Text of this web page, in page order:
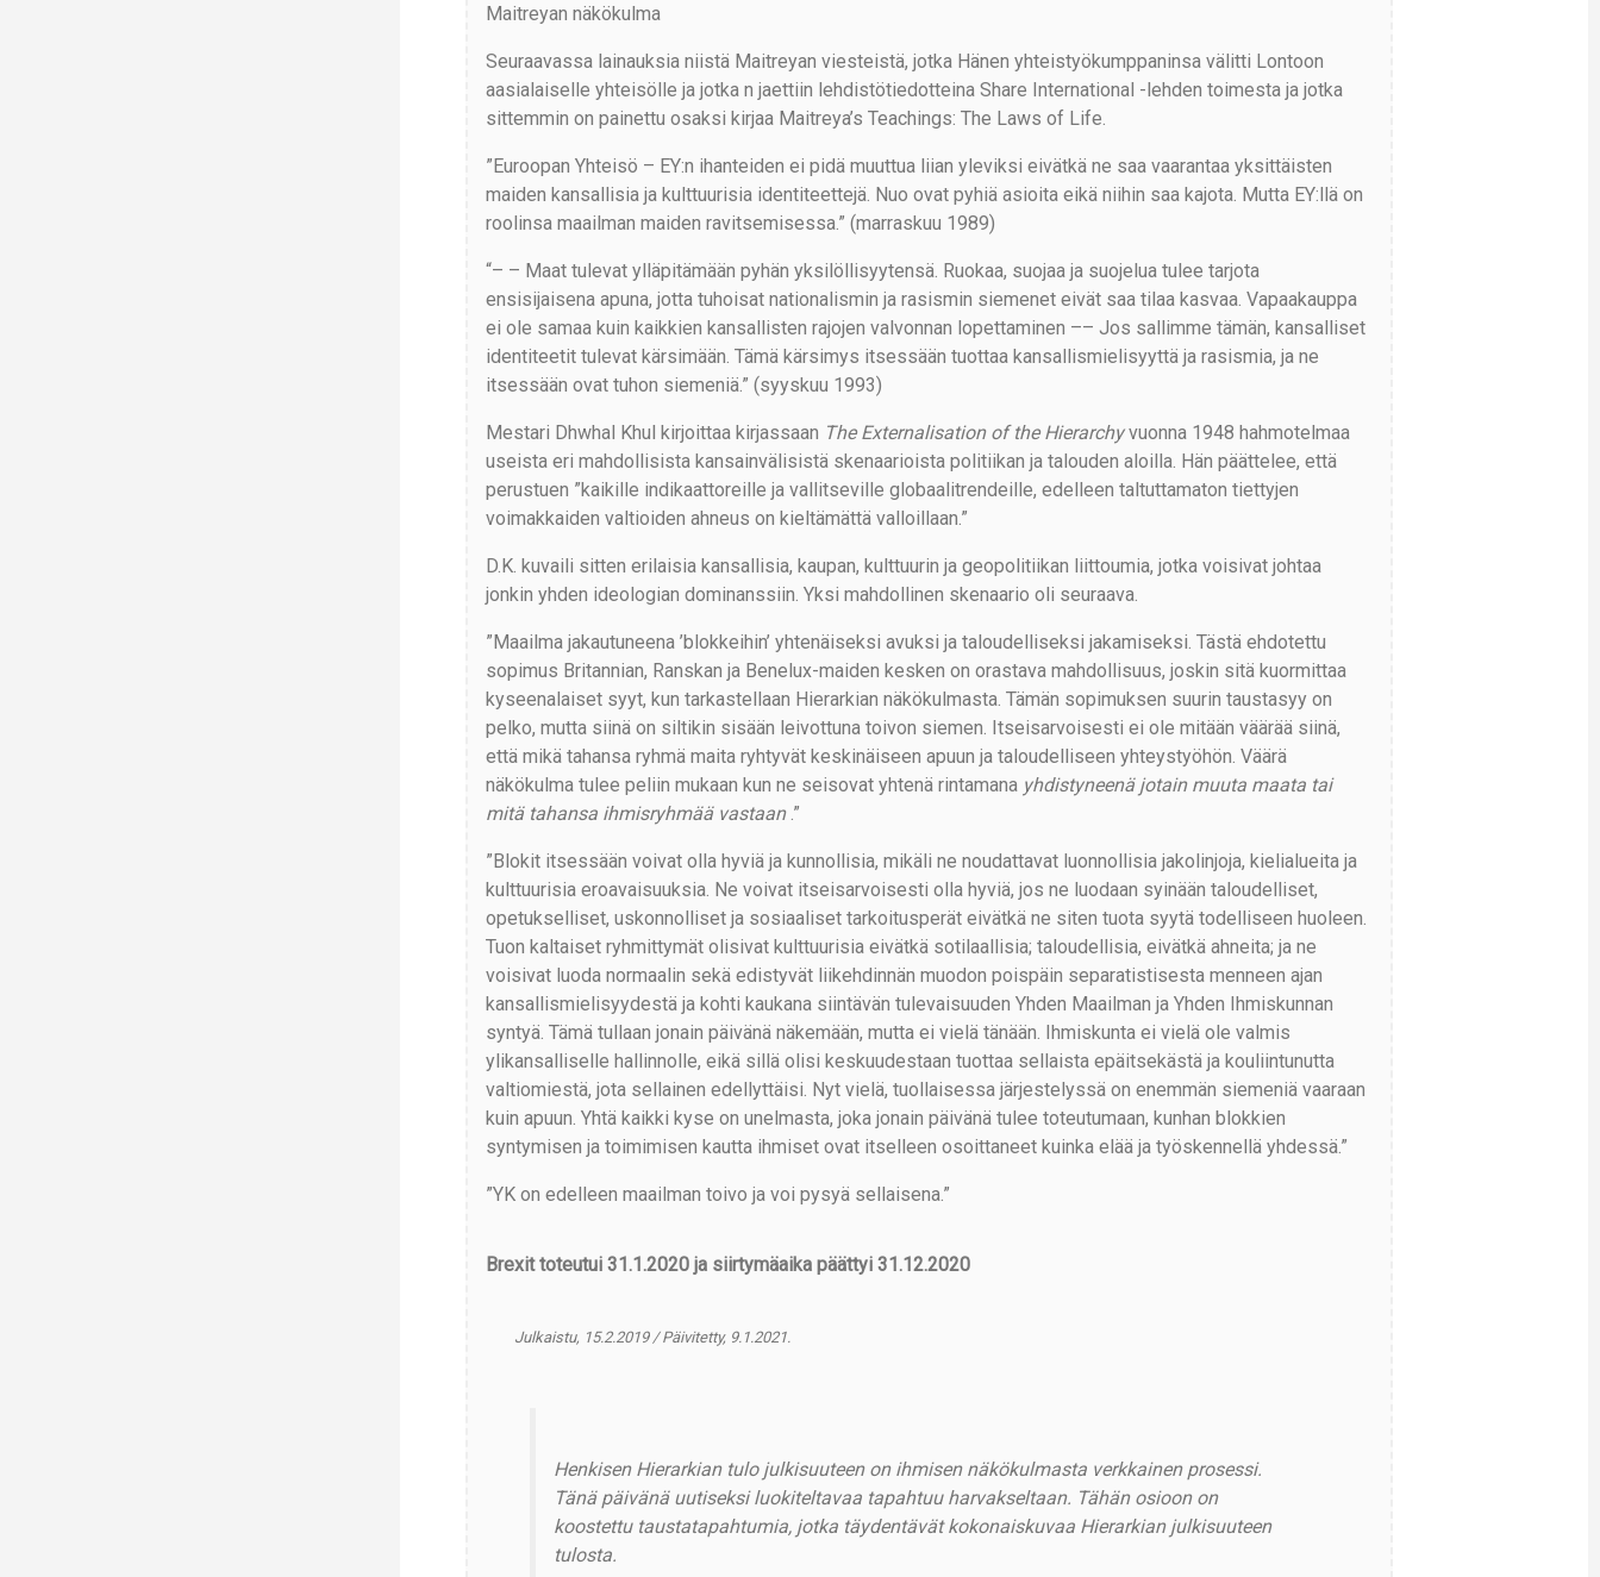
Maitreyan näkökulma
Seuraavassa lainauksia niistä Maitreyan viesteistä, jotka Hänen yhteistyökumppaninsa välitti Lontoon
aasialaiselle yhteisölle ja jotka n jaettiin lehdistötiedotteina Share International -lehden toimesta ja jotka
sittemmin on painettu osaksi kirjaa Maitreya’s Teachings: The Laws of Life.
”Euroopan Yhteisö – EY:n ihanteiden ei pidä muuttua liian yleviksi eivätkä ne saa vaarantaa yksittäisten
maiden kansallisia ja kulttuurisia identiteettejä. Nuo ovat pyhiä asioita eikä niihin saa kajota. Mutta EY:llä on
roolinsa maailman maiden ravitsemisessa.” (marraskuu 1989)
“– – Maat tulevat ylläpitämään pyhän yksilöllisyytensä. Ruokaa, suojaa ja suojelua tulee tarjota
ensisijaisena apuna, jotta tuhoisat nationalismin ja rasismin siemenet eivät saa tilaa kasvaa. Vapaakauppa
ei ole samaa kuin kaikkien kansallisten rajojen valvonnan lopettaminen –– Jos sallimme tämän, kansalliset
identiteetit tulevat kärsimään. Tämä kärsimys itsessään tuottaa kansallismielisyyttä ja rasismia, ja ne
itsessään ovat tuhon siemeniä.” (syyskuu 1993)
Mestari Dhwhal Khul kirjoittaa kirjassaan The Externalisation of the Hierarchyvuonna 1948 hahmotelmaa
useista eri mahdollisista kansainvälisistä skenaarioista politiikan ja talouden aloilla. Hän päättelee, että
perustuen ”kaikille indikaattoreille ja vallitseville globaalitrendeille, edelleen taltuttamaton tiettyjen
voimakkaiden valtioiden ahneus on kieltämättä valloillaan.”
D.K. kuvaili sitten erilaisia kansallisia, kaupan, kulttuurin ja geopolitiikan liittoumia, jotka voisivat johtaa
jonkin yhden ideologian dominanssiin. Yksi mahdollinen skenaario oli seuraava.
”Maailma jakautuneena ’blokkeihin’ yhtenäiseksi avuksi ja taloudelliseksi jakamiseksi. Tästä ehdotettu
sopimus Britannian, Ranskan ja Benelux-maiden kesken on orastava mahdollisuus, joskin sitä kuormittaa
kyseenalaiset syyt, kun tarkastellaan Hierarkian näkökulmasta. Tämän sopimuksen suurin taustasyy on
pelko, mutta siinä on siltikin sisään leivottuna toivon siemen. Itseisarvoisesti ei ole mitään väärää siinä,
että mikä tahansa ryhmä maita ryhtyvät keskinäiseen apuun ja taloudelliseen yhteystyöhön. Väärä
näkökulma tulee peliin mukaan kun ne seisovat yhtenä rintamana yhdistyneenä jotain muuta maata tai
mitä tahansa ihmisryhmää vastaan .”
”Blokit itsessään voivat olla hyviä ja kunnollisia, mikäli ne noudattavat luonnollisia jakolinjoja, kielialueita ja
kulttuurisia eroavaisuuksia. Ne voivat itseisarvoisesti olla hyviä, jos ne luodaan syinään taloudelliset,
opetukselliset, uskonnolliset ja sosiaaliset tarkoitusperät eivätkä ne siten tuota syytä todelliseen huoleen.
Tuon kaltaiset ryhmittymät olisivat kulttuurisia eivätkä sotilaallisia; taloudellisia, eivätkä ahneita; ja ne
voisivat luoda normaalin sekä edistyvät liikehdinnän muodon poispäin separatistisesta menneen ajan
kansallismielisyydestä ja kohti kaukana siintävän tulevaisuuden Yhden Maailman ja Yhden Ihmiskunnan
syntyä. Tämä tullaan jonain päivänä näkemään, mutta ei vielä tänään. Ihmiskunta ei vielä ole valmis
ylikansalliselle hallinnolle, eikä sillä olisi keskuudestaan tuottaa sellaista epäitsekästä ja kouliintunutta
valtiomiestä, jota sellainen edellyttäisi. Nyt vielä, tuollaisessa järjestelyssä on enemmän siemeniä vaaraan
kuin apuun. Yhtä kaikki kyse on unelmasta, joka jonain päivänä tulee toteutumaan, kunhan blokkien
syntymisen ja toimimisen kautta ihmiset ovat itselleen osoittaneet kuinka elää ja työskennellä yhdessä.”
”YK on edelleen maailman toivo ja voi pysyä sellaisena.”
Brexit toteutui 31.1.2020 ja siirtymäaika päättyi 31.12.2020
Julkaistu, 15.2.2019 / Päivitetty, 9.1.2021.
Henkisen Hierarkian tulo julkisuuteen on ihmisen näkökulmasta verkkainen prosessi.
Tänä päivänä uutiseksi luokiteltavaa tapahtuu harvakseltaan. Tähän osioon on
koostettu taustatapahtumia, jotka täydentävät kokonaiskuvaa Hierarkian julkisuuteen
tulosta.